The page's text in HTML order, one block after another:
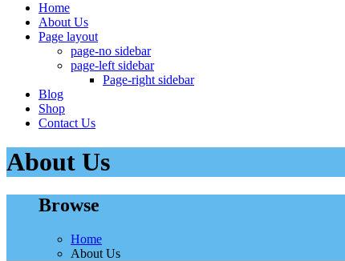
Home
About Us
Page layout
page-no sidebar
page-left sidebar
Page-right sidebar
Blog
Shop
Contact Us
About Us
Browse
Home
About Us